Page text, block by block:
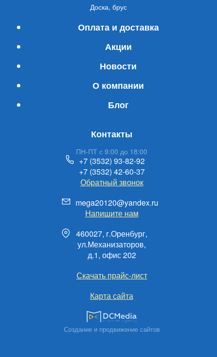
Доска, брус
Оплата и доставка
Акции
Новости
О компании
Блог
Контакты
ПН-ПТ с 9:00 до 18:00
+7 (3532) 93-82-92
+7 (3532) 42-60-37
Обратный звонок
mega20120@yandex.ru
Напишите нам
460027, г.Оренбург,
ул.Механизаторов,
д.1, офис 202
Скачать прайс-лист
Карта сайта
Создание и продвижение сайтов